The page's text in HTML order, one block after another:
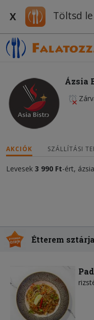
X Töltsd
Ázsia
AKCIÓK SZÁLLÍTÁSI
Levesek 3 990 Ft-ért,
Étterem